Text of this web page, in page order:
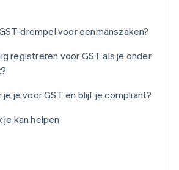
drempel voor eenmanszaken?
registreren voor GST als je onder
je voor GST en blijf je compliant?
je kan helpen